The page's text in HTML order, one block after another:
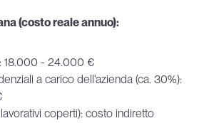
(costo reale annuo):
18.000 - 24.000 €
a carico dell'azienda (ca. 30%):
coperti): costo indiretto